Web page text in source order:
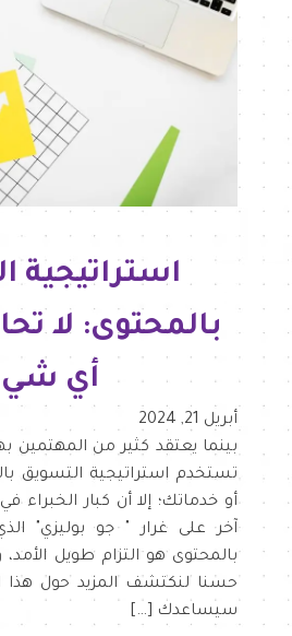
استراتيجية
بالمحتوى: لا
أي
أبريل 21, 2024
بينما يعتقد كثير من المهتمين
تستخدم استراتيجية التسويق
أو خدماتك؛ إلا أن كبار الخبراء
آخر على غرار " جو بوليزي"
بالمحتوى هو التزام طويل
حسنا لنكتشف المزيد حول هذا
سيساعدك […]